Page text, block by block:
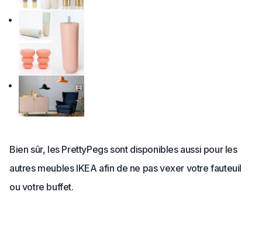
Bien sûr, les PrettyPegs sont disponibles aussi pour les
autres meubles IKEA afin de ne pas vexer votre fauteuil
ou votre buffet.